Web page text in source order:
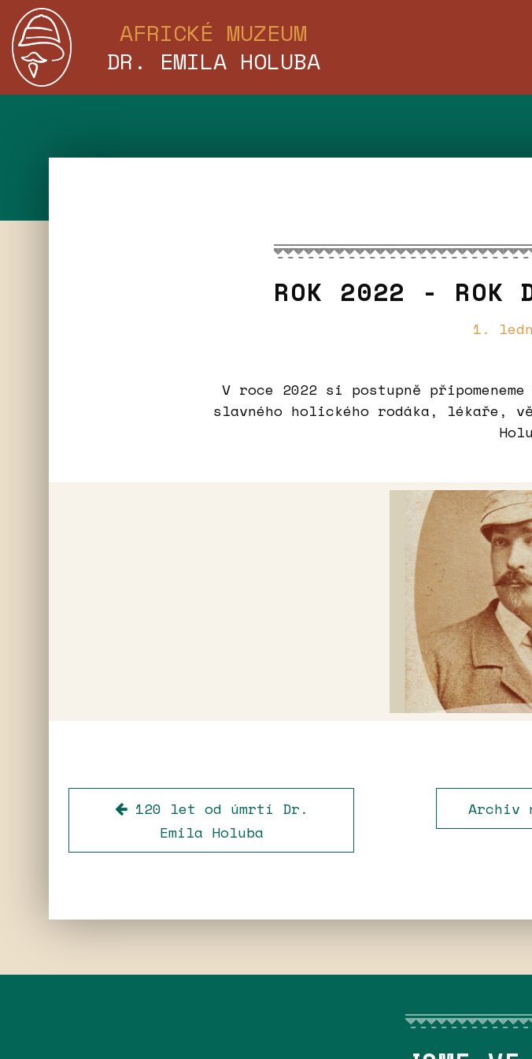
AFRICKÉ MUZEUM
DR. EMILA HOLUBA
ROK 2022 - ROK
1.
V roce 2022 si postupně
slavného holického rodáka, lékaře,
120 let od úmrtí Dr.
Emila Holuba
Archiv